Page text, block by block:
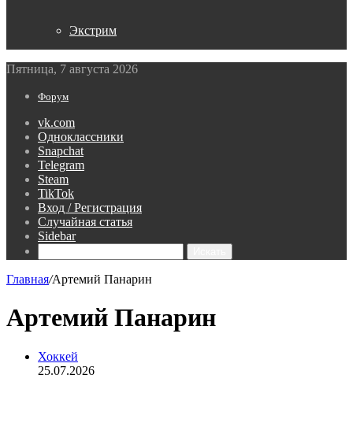
Экстрим
Пятница, 7 августа 2026
Форум
vk.com
Одноклассники
Snapchat
Telegram
Steam
TikTok
Вход / Регистрация
Случайная статья
Sidebar
Главная/Артемий Панарин
Артемий Панарин
Хоккей
25.07.2026